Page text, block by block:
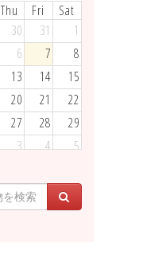
Thu Fri
Sat
30 31
1
6 7
8
13 14
15
20 21
22
27 28
29
3 4
5